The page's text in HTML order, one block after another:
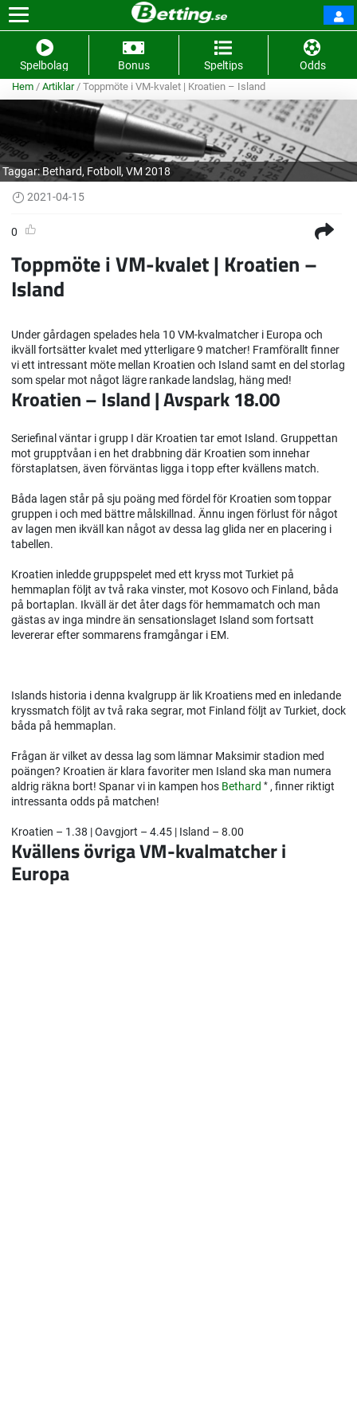
Spelbolag Bonus Speltips Odds
Hem / Artiklar/ Toppmöte i VM-kvalet | Kroatien – Island
Taggar:Bethard, Fotboll , VM 2018
2021-04-15
0
Toppmöte i VM-kvalet | Kroatien –
Island
Under gårdagen spelades hela 10 VM-kvalmatcher i Europa och
ikväll fortsätter kvalet med ytterligare 9 matcher! Framförallt finner
vi ett intressant möte mellan Kroatien och Island samt en del storlag
som spelar mot något lägre rankade landslag, häng med!
Kroatien – Island | Avspark 18.00
Seriefinal väntar i grupp I där Kroatien tar emot Island. Gruppettan
mot grupptvåan i en het drabbning där Kroatien som innehar
förstaplatsen, även förväntas ligga i topp efter kvällens match.
Båda lagen står på sju poäng med fördel för Kroatien som toppar
gruppen i och med bättre målskillnad. Ännu ingen förlust för något
av lagen men ikväll kan något av dessa lag glida ner en placering i
tabellen.
Kroatien inledde gruppspelet med ett kryss mot Turkiet på
hemmaplan följt av två raka vinster, mot Kosovo och Finland, båda
på bortaplan. Ikväll är det åter dags för hemmamatch och man
gästas av inga mindre än sensationslaget Island som fortsatt
levererar efter sommarens framgångar i EM.
Islands historia i denna kvalgrupp är lik Kroatiens med en inledande
kryssmatch följt av två raka segrar, mot Finland följt av Turkiet, dock
båda på hemmaplan.
Frågan är vilket av dessa lag som lämnar Maksimir stadion med
poängen? Kroatien är klara favoriter men Island ska man numera
aldrig räkna bort! Spanar vi in kampen hos Bethard * , finner riktigt
intressanta odds på matchen!
Kroatien – 1.38 | Oavgjort – 4.45 | Island – 8.00
Kvällens övriga VM-kvalmatcher i
Europa